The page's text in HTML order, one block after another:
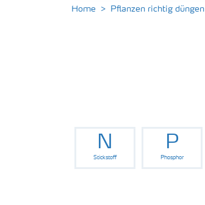
Tools & Services
Home Pflanzen richtig düngen
N
Stickstoff
P
Phosphor